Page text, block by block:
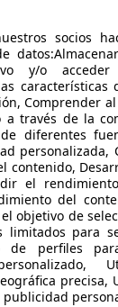
socios
y/o
características
Comprender
a través de la
diferentes
personalizada,
contenido,
el
del
objetivo de
limitados para
de perfiles
precisa,
publicidad